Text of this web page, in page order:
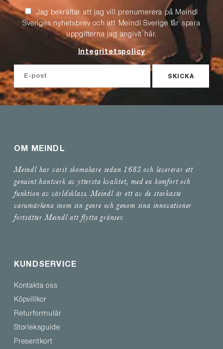
Jag bekräftar att jag vill prenumerera på Meindl
Sveriges nyhetsbrev och att Meindl Sverige får spara
uppgifterna jag angivit här.
Integritetspolicy
SKICKA
OM MEINDL
Meindl har varit skomakare sedan 1683 och levererar ett
genuint hantverk av yttersta kvalitet, med en komfort och
funktion av världsklass. Meindl är ett av de starkaste
varumärkena inom sin genre och genom sina innovationer
fortsätter Meindl att flytta gränser.
KUNDSERVICE
Kontakta oss
Köpvillkor
Returformulär
Storleksguide
Presentkort